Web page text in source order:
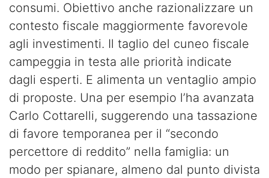
consumi. Obiettivo anche razionalizzare un
contesto fiscale maggiormente favorevole
agli investimenti. Il taglio del cuneo fiscale
campeggia in testa alle priorità indicate
dagli esperti. E alimenta un ventaglio ampio
di proposte. Una per esempio l’ha avanzata
Carlo Cottarelli, suggerendo una tassazione
di favore temporanea per il “secondo
percettore di reddito” nella famiglia: un
modo per spianare, almeno dal punto divista